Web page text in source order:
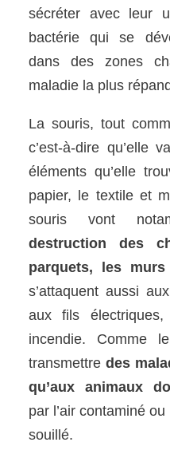
sécréter avec leur
bactérie qui se
dans des zones
maladie la plus
La souris, tout
c’est-à-dire qu’elle
éléments qu’elle
papier, le textile et
souris vont
destruction des
parquets, les
s’attaquent aussi
aux fils
incendie. Comme
transmettre des
qu’aux animaux
par l’air contaminé
souillé.